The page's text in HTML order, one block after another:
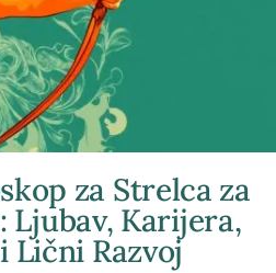
za Strelca za
Ljubav, Karijera,
Lični Razvoj